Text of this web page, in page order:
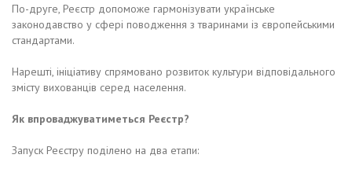
По-друге, Реєстр допоможе гармонізувати українське
законодавство у сфері поводження з тваринами із європейськими
стандартами.
Нарешті, ініціативу спрямовано розвиток культури відповідального
змісту вихованців серед населення.
Як впроваджуватиметься Реєстр?
Запуск Реєстру поділено на два етапи: